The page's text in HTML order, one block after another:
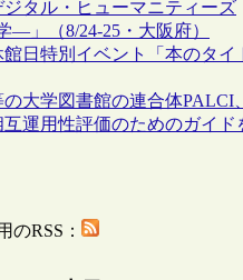
タル・ヒューマニティーズ
―」（8/24-25・大阪府）
日特別イベント「本のタイ
大学図書館の連合体PALCI、
運用性評価のためのガイド
のRSS：